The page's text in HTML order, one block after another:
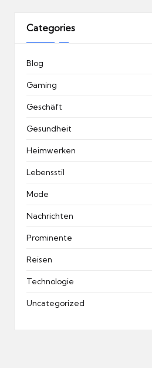
Categories
Blog
Gaming
Geschäft
Gesundheit
Heimwerken
Lebensstil
Mode
Nachrichten
Prominente
Reisen
Technologie
Uncategorized